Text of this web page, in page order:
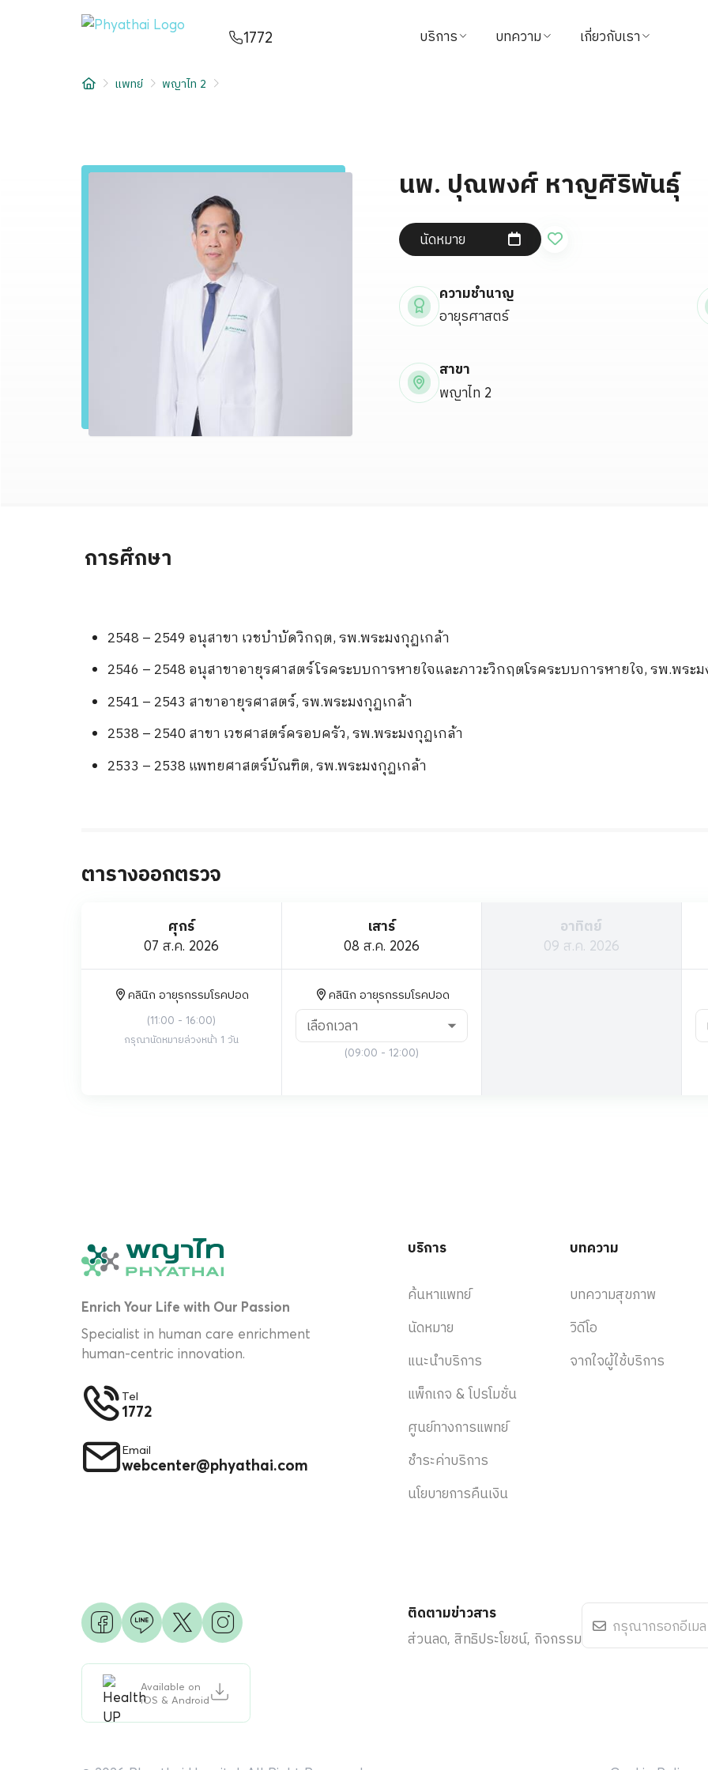
1772 บริการ
แพ็กเกจ & โปรโมชั่น
ศูนย์ทางการแพทย์
ชำระค่าบริการ
นโยบายการคืนเงิน
ขอประวัติการรักษา
บทความ เกี่ยวกับเรา
นักลงทุนสัมพันธ์
English
บทความ
แพทย์ พญาไท 2
นพ. ปุณพงศ์ หาญศิริพันธุ์
นัดหมาย
ความชำนาญ
อายุรศาสตร์
สาขา
พญาไท 2
การศึกษา
2548 – 2549 อนุสาขา เวชบำบัดวิกฤต, รพ.พระมงกุฏเกล้า
2546 – 2548 อนุสาขาอายุรศาสตร์โรคระบบการหายใจและภาวะวิกฤตโรคระบบการหายใจ, รพ.พระ
2541 – 2543 สาขาอายุรศาสตร์, รพ.พระมงกุฏเกล้า
2538 – 2540 สาขา เวชศาสตร์ครอบครัว, รพ.พระมงกุฏเกล้า
2533 – 2538 แพทยศาสตร์บัณฑิต, รพ.พระมงกุฏเกล้า
ตารางออกตรวจ
ศุกร์
07 ส.ค. 2026
คลินิก อายุรกรรมโรคปอด
(11:00 - 16:00)
กรุณานัดหมายล่วงหน้า 1 วัน
เสาร์
08 ส.ค. 2026
คลินิก อายุรกรรมโรคปอด
เลือกเวลา
(09:00 - 12:00)
อาทิตย์
09 ส.ค. 2026
Enrich Your Life with Our Passion
Specialist in human care enrichment
human-centric innovation.
Tel
1772
Email
webcenter@phyathai.com
บริการ
ค้นหาแพทย์
นัดหมาย
แนะนำบริการ
แพ็กเกจ & โปรโมชั่น
ศูนย์ทางการแพทย์
ชำระค่าบริการ
นโยบายการคืนเงิน
บทความ
บทความสุขภาพ
วิดีโอ
จากใจผู้ใช้บริการ
Available on
iOS & Android
ติดตามข่าวสาร
ส่วนลด, สิทธิประโยชน์, กิจกรรม